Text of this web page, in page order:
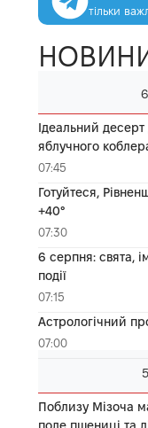
тільки
Ідеальний
яблучного
07:45
Готуйтеся,
+40°
07:30
6 серпня: свята,
події
07:15
Астрологічний
07:00
Поблизу Мізоча
поле пшениці та